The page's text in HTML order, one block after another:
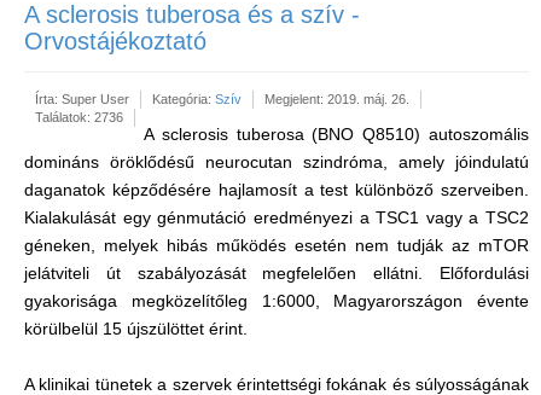
A sclerosis tuberosa és a szív -
Orvostájékoztató
Írta: Super User Kategória: Szív
Megjelent: 2019. máj. 26.
Találatok: 2736
A sclerosis tuberosa (BNO Q8510) autoszomális
domináns öröklődésű neurocutan szindróma, amely jóindulatú
daganatok képződésére hajlamosít a test különböző szerveiben.
Kialakulását egy génmutáció eredményezi a TSC1 vagy a TSC2
géneken, melyek hibás működés esetén nem tudják az mTOR
jelátviteli út szabályozását megfelelően ellátni. Előfordulási
gyakorisága megközelítőleg 1:6000, Magyarországon évente
körülbelül 15 újszülöttet érint.
A klinikai tünetek a szervek érintettségi fokának és súlyosságának